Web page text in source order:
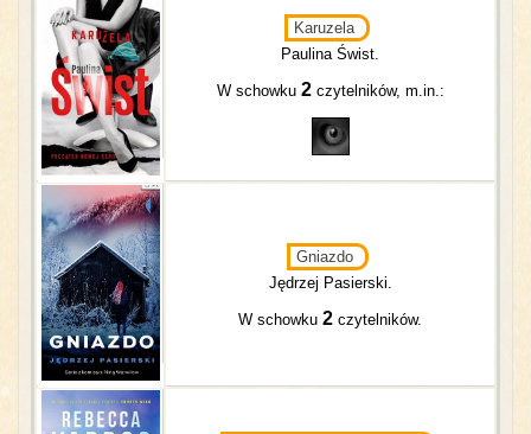
Karuzela
Paulina Świst.
W schowku 2czytelników, m.in.:
Gniazdo
Jędrzej Pasierski.
W schowku 2 czytelników.